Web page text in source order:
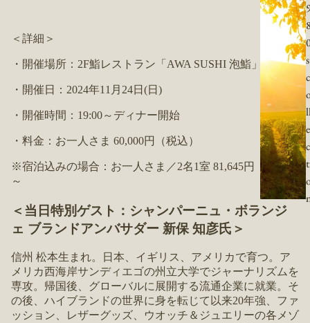
s
c
e
c
＜詳細＞
・開催場所：2F鮨レストラン「AWA SUSHI 泡鮨」
・開催⽇：2024年11⽉24⽇(日)
・開催時間：19:00～ディナー開始
・料金：お一人さま 60,000円（税込）
※宿泊込みの場合：お一人さま／2名1室 81,645円（税込）
～
＜当日特別ゲスト：シャンパーニュ・ボランジ
ェ ブランドアンバサダー 新保 知彦氏＞
信州 松本生まれ。日本、イギリス、アメリカで育つ。ア
メリカ西海岸サンディエゴの州立大学でジャーナリズムを
専攻。帰国後、グローバルに展開する流通企業に就業。そ
の後、ハイブランドの世界に身を転じて以来20年強、ファ
ッション、レザーグッズ、ウオッチ＆ジュエリーの各メゾ